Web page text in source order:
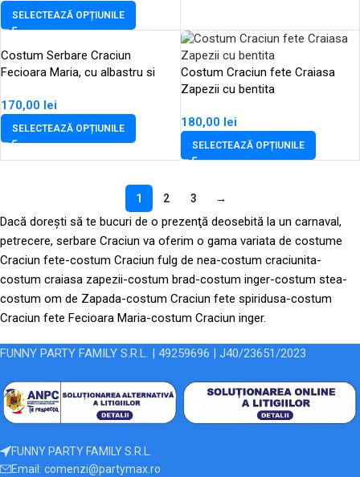
SELECTEAZĂ OPȚIUNILE
Costum Serbare Craciun
Fecioara Maria, cu albastru si
170,00 lei
SELECTEAZĂ OPȚIUNILE
Costum Craciun fete Craiasa
Zapezii cu bentita
180,00 lei
SELECTEAZĂ OPȚIUNILE
1 2 3 →
Dacă dorești să te bucuri de o prezenţă deosebită la un carnaval,
petrecere, serbare Craciun va oferim o gama variata de costume
Craciun fete-costum Craciun fulg de nea-costum craciunita-
costum craiasa zapezii-costum brad-costum inger-costum stea-
costum om de Zapada-costum Craciun fete spiridusa-costum
Craciun fete Fecioara Maria-costum Craciun inger.
FUNNY PARTY FAMILY S.R.L. | 49259696 | J40/23651/2023
FUNNY PARTY FAMILY S.R.L.
Email: comenzi@partymax.ro